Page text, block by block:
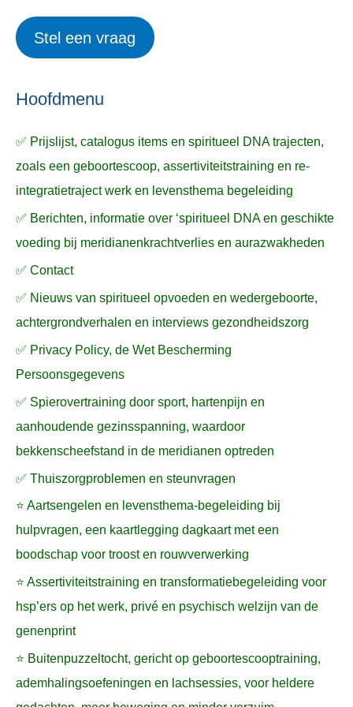
e
n
e
k
a
r
:
Stel een vraag
Hoofdmenu
✅ Prijslijst, catalogus items en spiritueel DNA trajecten,
zoals een geboortescoop, assertiviteitstraining en re-
integratietraject werk en levensthema begeleiding
✅ Berichten, informatie over ‘spiritueel DNA en geschikte
voeding bij meridianenkrachtverlies en aurazwakheden
✅ Contact
✅ Nieuws van spiritueel opvoeden en wedergeboorte,
achtergrondverhalen en interviews gezondheidszorg
✅ Privacy Policy, de Wet Bescherming
Persoonsgegevens
✅ Spierovertraining door sport, hartenpijn en
aanhoudende gezinsspanning, waardoor
bekkenscheefstand in de meridianen optreden
✅ Thuiszorgproblemen en steunvragen
⭐ Aartsengelen en levensthema-begeleiding bij
hulpvragen, een kaartlegging dagkaart met een
boodschap voor troost en rouwverwerking
⭐ Assertiviteitstraining en transformatiebegeleiding voor
hsp’ers op het werk, privé en psychisch welzijn van de
genenprint
⭐ Buitenpuzzeltocht, gericht op geboortescooptraining,
ademhalingsoefeningen en lachsessies, voor heldere
p
n